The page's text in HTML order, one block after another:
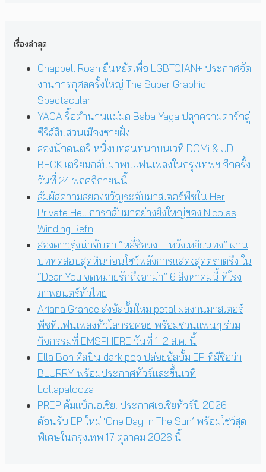
เรื่องล่าสุด
Chappell Roan ยืนหยัดเพื่อ LGBTQIAN+ ประกาศจัด
งานการกุศลครั้งใหญ่ The Super Graphic
Spectacular
YAGA รื้อตำนานแม่มด Baba Yaga ปลุกความดาร์กสู่
ซีรีส์สืบสวนเมืองชายฝั่ง
สองนักดนตรี หนึ่งบทสนทนาบนเวที DOMi & JD
BECK เตรียมกลับมาพบแฟนเพลงในกรุงเทพฯ อีกครั้ง
วันที่ 24 พฤศจิกายนนี้
สัมผัสความสยองขวัญระดับมาสเตอร์พีซใน Her
Private Hell การกลับมาอย่างยิ่งใหญ่ของ Nicolas
Winding Refn
สองดาวรุ่งน่าจับตา “หลี่ซือถง – หวังเหยียนทง” ผ่าน
บททดสอบสุดหินก่อนโชว์พลังการแสดงสุดตราตรึง ใน
“Dear You จดหมายรักถึงอาม่า” 6 สิงหาคมนี้ ที่โรง
ภาพยนตร์ทั่วไทย
Ariana Grande ส่งอัลบั้มใหม่ petal ผลงานมาสเตอร์
พีซที่แฟนเพลงทั่วโลกรอคอย พร้อมชวนแฟนๆ ร่วม
กิจกรรมที่ EMSPHERE วันที่ 1-2 ส.ค. นี้
Ella Boh ศิลปิน dark pop ปล่อยอัลบั้ม EP ที่มีชื่อว่า
BLURRY พร้อมประกาศทัวร์และขึ้นเวที
Lollapalooza
PREP คัมแบ็กเอเชีย! ประกาศเอเชียทัวร์ปี 2026
ต้อนรับ EP ใหม่ ‘One Day In The Sun’ พร้อมโชว์สุด
พิเศษในกรุงเทพ 17 ตุลาคม 2026 นี้